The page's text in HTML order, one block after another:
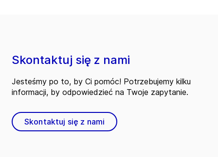
Skontaktuj się z nami
Jesteśmy po to, by Ci pomóc! Potrzebujemy kilku
informacji, by odpowiedzieć na Twoje zapytanie.
Skontaktuj się z nami